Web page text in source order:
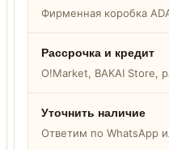
Фирменная коробка
Рассрочка и кредит
O!Market, BAKAI Store,
Уточнить наличие
Ответим по WhatsApp